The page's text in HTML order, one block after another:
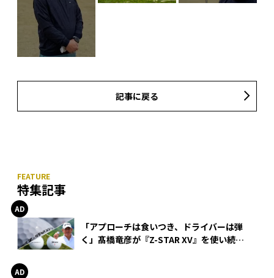
記事に戻る
特集記事
「アプローチは食いつき、ドライバーは弾
く」髙橋竜彦が『Z-STAR XV』を使い続け